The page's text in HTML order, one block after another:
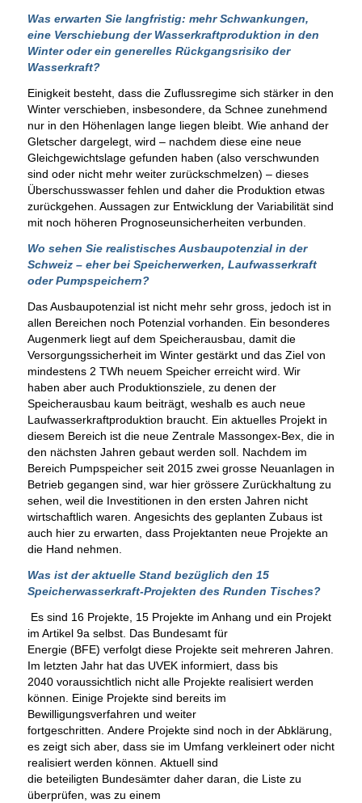
Was erwarten Sie langfristig: mehr Schwankungen,
eine Verschiebung der Wasserkraftproduktion in den
Winter oder ein generelles Rückgangsrisiko der
Wasserkraft?
Einigkeit besteht, dass die Zuflussregime sich stärker in den
Winter verschieben, insbesondere, da Schnee zunehmend
nur in den Höhenlagen lange liegen bleibt. Wie anhand der
Gletscher dargelegt, wird – nachdem diese eine neue
Gleichgewichtslage gefunden haben (also verschwunden
sind oder nicht mehr weiter zurückschmelzen) – dieses
Überschusswasser fehlen und daher die Produktion etwas
zurückgehen. Aussagen zur Entwicklung der Variabilität sind
mit noch höheren Prognoseunsicherheiten verbunden.
Wo sehen Sie realistisches Ausbaupotenzial in der
Schweiz – eher bei Speicherwerken, Laufwasserkraft
oder Pumpspeichern?
Das Ausbaupotenzial ist nicht mehr sehr gross, jedoch ist in
allen Bereichen noch Potenzial vorhanden. Ein besonderes
Augenmerk liegt auf dem Speicherausbau, damit die
Versorgungssicherheit im Winter gestärkt und das Ziel von
mindestens 2 TWh neuem Speicher erreicht wird. Wir
haben aber auch Produktionsziele, zu denen der
Speicherausbau kaum beiträgt, weshalb es auch neue
Laufwasserkraftproduktion braucht. Ein aktuelles Projekt in
diesem Bereich ist die neue Zentrale Massongex-Bex, die in
den nächsten Jahren gebaut werden soll. Nachdem im
Bereich Pumpspeicher seit 2015 zwei grosse Neuanlagen in
Betrieb gegangen sind, war hier grössere Zurückhaltung zu
sehen, weil die Investitionen in den ersten Jahren nicht
wirtschaftlich waren. Angesichts des geplanten Zubaus ist
auch hier zu erwarten, dass Projektanten neue Projekte an
die Hand nehmen.
Was ist der aktuelle Stand bezüglich den 15
Speicherwasserkraft-Projekten des Runden Tisches?
Es sind 16 Projekte, 15 Projekte im Anhang und ein Projekt
im Artikel 9a selbst. Das Bundesamt für
Energie (BFE) verfolgt diese Projekte seit mehreren Jahren.
Im letzten Jahr hat das UVEK informiert, dass bis
2040 voraussichtlich nicht alle Projekte realisiert werden
können. Einige Projekte sind bereits im
Bewilligungsverfahren und weiter
fortgeschritten. Andere Projekte sind noch in der Abklärung,
es zeigt sich aber, dass sie im Umfang verkleinert oder nicht
realisiert werden können. Aktuell sind
die beteiligten Bundesämter daher daran, die Liste zu
überprüfen, was zu einem